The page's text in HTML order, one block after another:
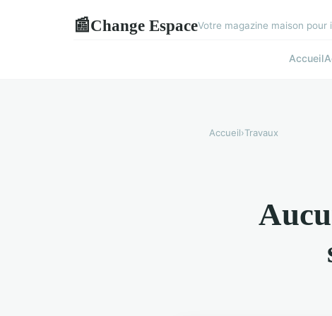
📰Change EspaceVotre magazine maison
Accueil
Accueil›Travaux